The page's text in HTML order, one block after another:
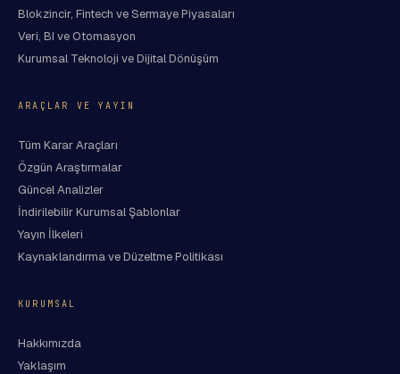
Blokzincir, Fintech ve Sermaye Piyasaları
Veri, BI ve Otomasyon
Kurumsal Teknoloji ve Dijital Dönüşüm
ARAÇLAR VE YAYIN
Tüm Karar Araçları
Özgün Araştırmalar
Güncel Analizler
İndirilebilir Kurumsal Şablonlar
Yayın İlkeleri
Kaynaklandırma ve Düzeltme Politikası
KURUMSAL
Hakkımızda
Yaklaşım